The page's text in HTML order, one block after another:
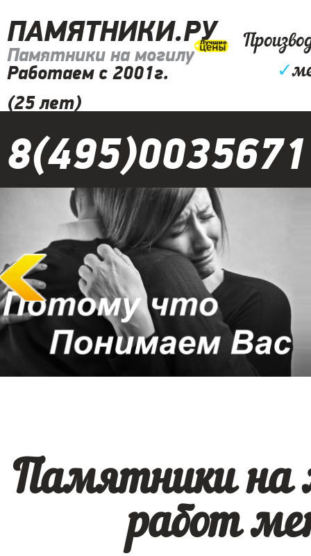
ПАМЯТНИКИ.РУ
Памятники на могилу
Работаем с 2001г.
(25 лет)
✓
8(495)0035671
Памятники на
работ